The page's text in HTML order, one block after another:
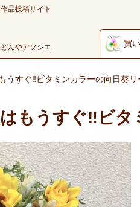
品投稿サイト
んやアソシエ 買
うすぐ‼︎ビタミンカラーの向日葵リ
もうすぐ‼︎ビタ